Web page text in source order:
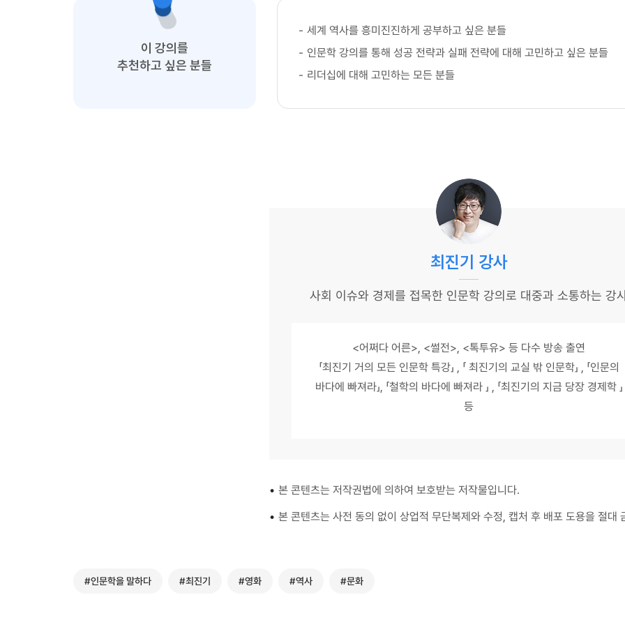
이 강의를
추천하고 싶은 분들
- 세계 역사를 흥미진진하게 공부하고 싶은 분들
- 인문학 강의를 통해 성공 전략과 실패 전략에 대해 고민하고 싶은 분들
- 리더십에 대해 고민하는 모든 분들
최진기 강사
사회 이슈와 경제를 접목한 인문학 강의로 대중과 소통하는 강
<어쩌다 어른>, <썰전>, <톡투유> 등 다수 방송 출연
「최진기 거의 모든 인문학 특강」 , 「 최진기의 교실 밖 인문학」 , 「인문의
바다에 빠져라」, 「철학의 바다에 빠져라 」 , 「최진기의 지금 당장 경제학 」
등
• 본 콘텐츠는 저작권법에 의하여 보호받는 저작물입니다.
• 본 콘텐츠는 사전 동의 없이 상업적 무단복제와 수정, 캡처 후 배포 도용을 절대
#인문학을 말하다 #최진기 #영화 #역사 #문화